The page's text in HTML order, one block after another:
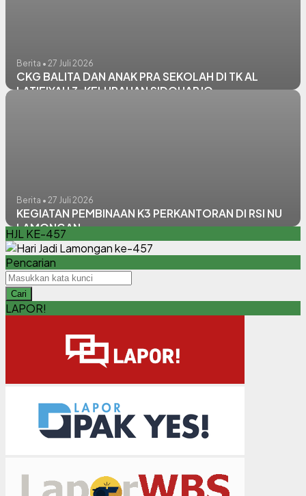
Berita • 27 Juli 2026
CKG BALITA DAN ANAK PRA SEKOLAH DI TK AL
LATIFIYAH 3, KELURAHAN SIDOHARJO
Berita • 27 Juli 2026
KEGIATAN PEMBINAAN K3 PERKANTORAN DI RSI NU
LAMONGAN
HJL KE-457
Pencarian
Cari
LAPOR!